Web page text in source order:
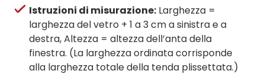
Istruzioni di misurazione: Larghezza =
larghezza del vetro + 1 a 3 cm a sinistra e a
destra, Altezza = altezza dell’anta della
finestra. (La larghezza ordinata corrisponde
alla larghezza totale della tenda plissettata.)